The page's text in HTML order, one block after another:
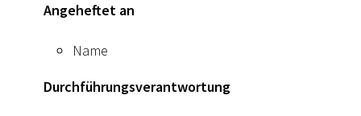
Angeheftet an
Name
Durchführungsverantwortung